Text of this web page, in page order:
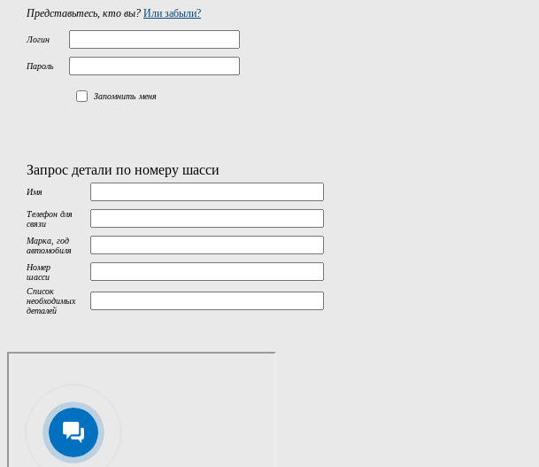
Представьтесь, кто вы? Или забыли?
Логин
Пароль
Запомнить меня
Запрос детали по номеру шасси
Имя
Телефон для
связи
Марка, год
автомобиля
Номер
шасси
Список
необходимых
деталей